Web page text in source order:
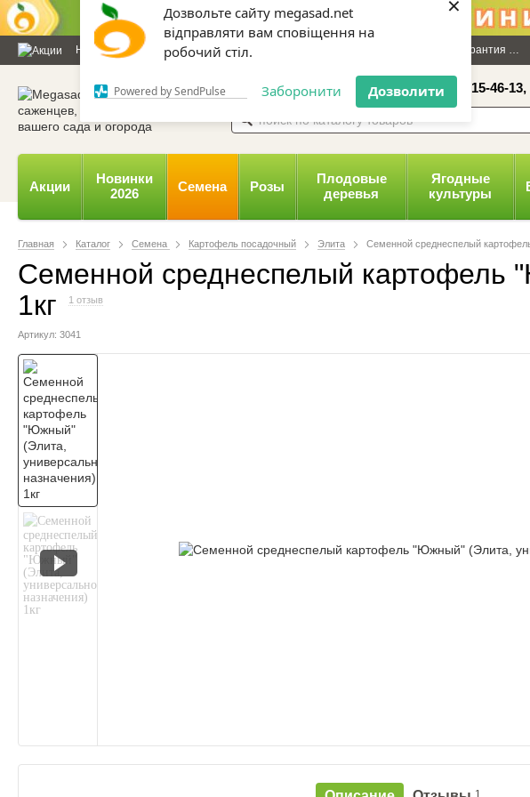
Дозвольте сайту megasad.net
відправляти вам сповіщення на
робочий стіл.
Powered by SendPulse Заборонити Дозволити
×
Новости и статьи Каталог Контакты Гарантия
0 800 332-015, 067 654-16-41, 050 515-46-13,
Акции
Новинки
2026
Семена Розы
Плодовые
деревья
Ягодные
культуры
Главная Каталог Семена Картофель посадочный Элита Семенной среднеспелый
Семенной среднеспелый картофель
1кг
1 отзыв
Артикул: 3041
1